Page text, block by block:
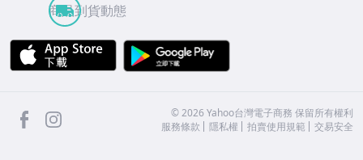
商品到貨動態
APP Store
facebook ©2026 Yahoo台灣電子商務 保留所有權利
服務條款
隱私權 拍賣使用規範 交易安全